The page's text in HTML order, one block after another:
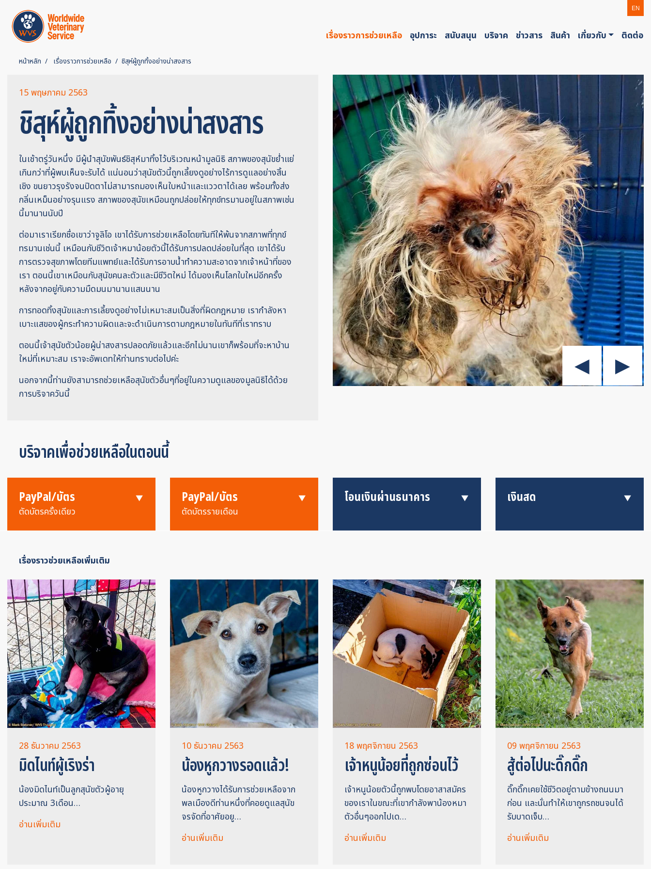
EN
เรื่องราวการช่วยเหลือ อุปการะ สนับสนุน บริจาค ข่าวสาร สินค้า เกี่ยวกับ ติดต่อ
หน้าหลัก เรื่องราวการช่วยเหลือ ชิสุห์ผู้ถูกทิ้งอย่างน่าสงสาร
15 พฤษภาคม 2563
ชิสุห์ผู้ถูกทิ้งอย่างน่าสงสาร
ในเช้าตรู่วันหนึ่ง มีผู้นำสุนัขพันธ์ชิสุห์มาทิ้งไว้บริเวณหน้ามูลนิธิ สภาพของสุนัขย่ำแย่
เกินกว่าที่ผู้พบเห็นจะรับได้ แน่นอนว่าสุนัขตัวนี้ถูกเลี้ยงดูอย่างไร้การดูแลอย่างสิ้น
เชิง ขนยาวรุงรังจนปิดตาไม่สามารถมองเห็นใบหน้าและแววตาได้เลย พร้อมทั้งส่ง
กลิ่นเหม็นอย่างรุนแรง สภาพของสุนัขเหมือนถูกปล่อยให้ทุกข์ทรมานอยู่ในสภาพเช่น
นี้มานานนับปี
ต่อมาเราเรียกชื่อเขาว่าจูลิโอ เขาได้รับการช่วยเหลือโดยทันทีให้พ้นจากสภาพที่ทุกข์
ทรมานเช่นนี้ เหมือนกับชีวิตเจ้าหมาน้อยตัวนี้ได้รับการปลดปล่อยในที่สุด เขาได้รับ
การตรวจสุขภาพโดยทีมแพทย์และได้รับการอาบน้ำทำความสะอาดจากเจ้าหน้าที่ของ
เรา ตอนนี้เขาเหมือนกับสุนัขคนละตัวและมีชีวิตใหม่ ได้มองเห็นโลกใบใหม่อีกครั้ง
หลังจากอยู่กับความมืดมนมานานแสนนาน
การทอดทิ้งสุนัขและการเลี้ยงดูอย่างไม่เหมาะสมเป็นสิ่งที่ผิดกฎหมาย เรากำลังหา
เบาะแสของผู้กระทำความผิดและจะดำเนินการตามกฎหมายในทันทีที่เราทราบ
ตอนนี้เจ้าสุนัขตัวน้อยผู้น่าสงสารปลอดภัยแล้วและอีกไม่นานเขาก็พร้อมที่จะหาบ้าน
ใหม่ที่เหมาะสม เราจะอัพเดทให้ท่านทราบต่อไปค่ะ
นอกจากนี้ท่านยังสามารถช่วยเหลือสุนัขตัวอื่นๆที่อยู่ในความดูแลของมูลนิธิได้ด้วย
การบริจาควันนี้
บริจาคเพื่อช่วยเหลือในตอนนี้
PayPal/บัตร
ตัดบัตรครั้งเดียว
PayPal/บัตร
ตัดบัตรรายเดือน
โอนเงินผ่านธนาคาร เงินสด
เรื่องราวช่วยเหลือเพิ่มเติม
28 ธันวาคม 2563
มิดไนท์ผู้เริงร่า
น้องมิดไนท์เป็นลูกสุนัขตัวผู้อายุ
ประมาณ 3เดือน…
อ่านเพิ่มเติม
10 ธันวาคม 2563
น้องหูกวางรอดแล้ว!
น้องหูกวางได้รับการช่วยเหลือจาก
พลเมืองดีท่านหนึ่งที่คอยดูแลสุนัข
จรจัดที่อาศัยอยู…
อ่านเพิ่มเติม
18 พฤศจิกายน 2563
เจ้าหนูน้อยที่ถูกซ่อนไว้
เจ้าหนูน้อยตัวนี้ถูกพบโดยอาสาสมัคร
ของเราในขณะที่เขากำลังพาน้องหมา
ตัวอื่นๆออกไปเด…
อ่านเพิ่มเติม
09 พฤศจิกายน 2563
สู้ต่อไปนะดิ๊กดิ๊ก
ดิ๊กดิ๊กเคยใช้ชีวิตอยู่ตามข้างถนนมา
ก่อน และนั่นทำให้เขาถูกรถชนจนได้
รับบาดเจ็บ…
อ่านเพิ่มเติม